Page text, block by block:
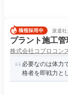
派遣社
プラント施工
株式会社コプロコン
必要なのは体力
格者を即戦力と